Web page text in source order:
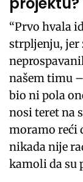
“Prvo hvala
strpljenju,
našem timu
bio ni pola
nosi teret na
moramo reći
nikada nije
kamoli da su